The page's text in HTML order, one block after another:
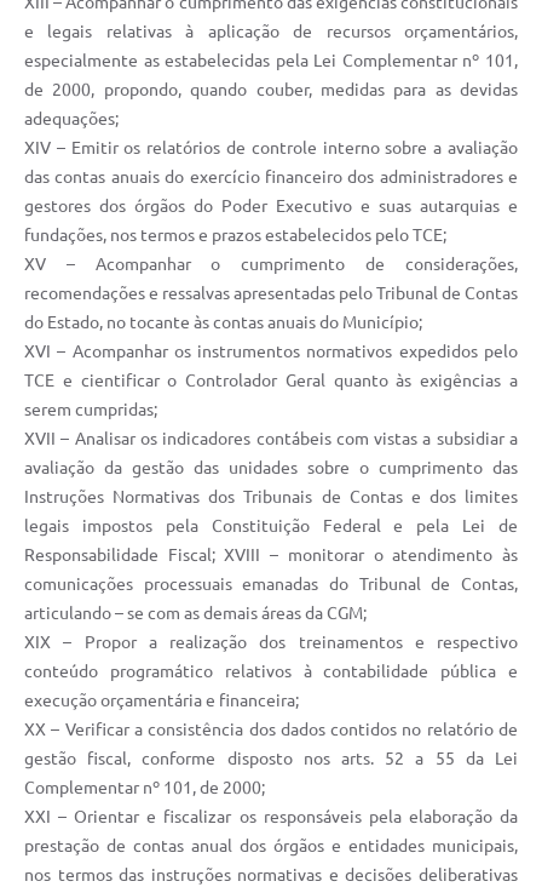
e legais relativas à aplicação de recursos orçamentários,
especialmente as estabelecidas pela Lei Complementar nº 101,
de 2000, propondo, quando couber, medidas para as devidas
adequações;
XIV – Emitir os relatórios de controle interno sobre a avaliação
das contas anuais do exercício financeiro dos administradores e
gestores dos órgãos do Poder Executivo e suas autarquias e
fundações, nos termos e prazos estabelecidos pelo TCE;
XV – Acompanhar o cumprimento de considerações,
recomendações e ressalvas apresentadas pelo Tribunal de Contas
do Estado, no tocante às contas anuais do Município;
XVI – Acompanhar os instrumentos normativos expedidos pelo
TCE e cientificar o Controlador Geral quanto às exigências a
serem cumpridas;
XVII – Analisar os indicadores contábeis com vistas a subsidiar a
avaliação da gestão das unidades sobre o cumprimento das
Instruções Normativas dos Tribunais de Contas e dos limites
legais impostos pela Constituição Federal e pela Lei de
Responsabilidade Fiscal; XVIII – monitorar o atendimento às
comunicações processuais emanadas do Tribunal de Contas,
articulando – se com as demais áreas da CGM;
XIX – Propor a realização dos treinamentos e respectivo
conteúdo programático relativos à contabilidade pública e
execução orçamentária e financeira;
XX – Verificar a consistência dos dados contidos no relatório de
gestão fiscal, conforme disposto nos arts. 52 a 55 da Lei
Complementar nº 101, de 2000;
XXI – Orientar e fiscalizar os responsáveis pela elaboração da
prestação de contas anual dos órgãos e entidades municipais,
nos termos das instruções normativas e decisões deliberativas